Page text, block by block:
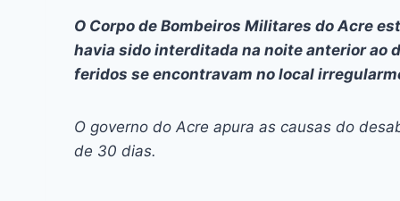
O Corpo de Bombeiros Militares do Acre
havia sido interditada na noite anterior ao
feridos se encontravam no local
O governo do Acre apura as causas do
de 30 dias.